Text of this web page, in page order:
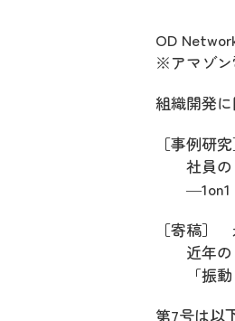
OD
※アマゾン
組織開発
［事例
社員の
―1on1
［寄稿
近年の
「振動
第7号は以